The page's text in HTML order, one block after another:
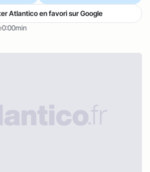
0:00min
Atlantico en favori sur Google